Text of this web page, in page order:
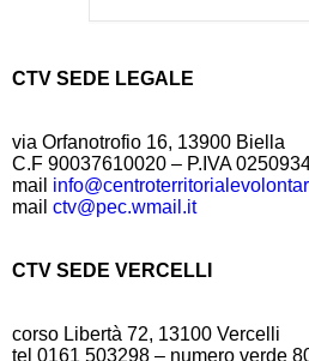
CTV SEDE LEGALE
via Orfanotrofio 16, 13900 Biella
C.F 90037610020 – P.IVA
mail
mail ctv@pec.wmail.it
CTV SEDE VERCELLI
corso Libertà 72, 13100 Vercelli
tel 0161 503298 – numero verde